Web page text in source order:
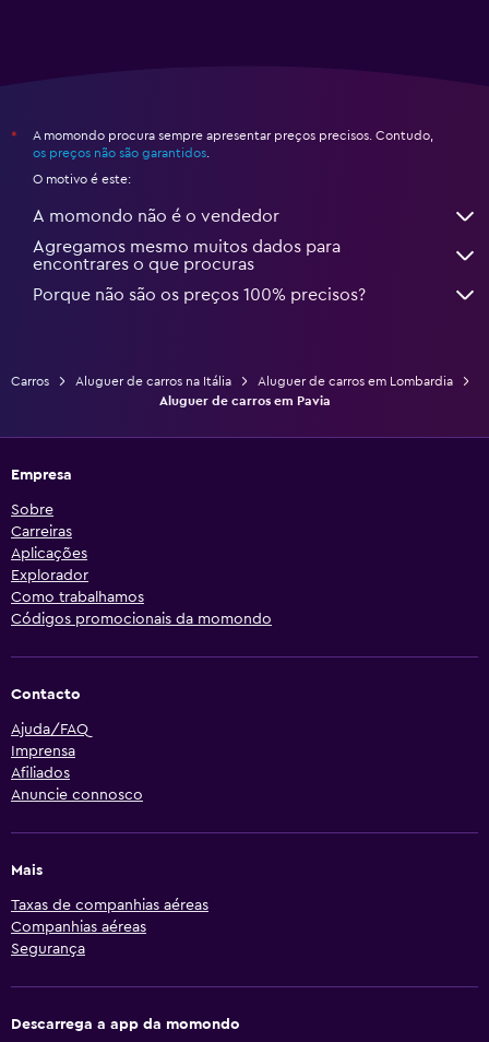
*
A momondo procura sempre apresentar preços precisos. Contudo,
os preços não são garantidos.
O motivo é este:
A momondo não é o vendedor
Agregamos mesmo muitos dados para
encontrares o que procuras
Porque não são os preços 100% precisos?
Carros Aluguer de carros na Itália
Aluguer de carros em Lombardia
Aluguer de carros em Pavia
Empresa
Sobre
Carreiras
Aplicações
Explorador
Como trabalhamos
Códigos promocionais da momondo
Contacto
Ajuda/FAQ
Imprensa
Afiliados
Anuncie connosco
Mais
Taxas de companhias aéreas
Companhias aéreas
Segurança
Descarrega a app da momondo